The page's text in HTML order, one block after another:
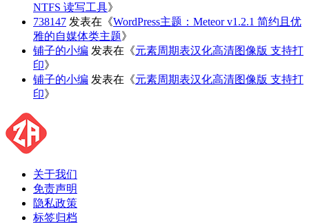
NTFS 读写工具》
738147 发表在《WordPress主题：Meteor v1.2.1 简约且优
雅的自媒体类主题》
铺子的小编 发表在《元素周期表汉化高清图像版 支持打
印》
铺子的小编 发表在《元素周期表汉化高清图像版 支持打
印》
关于我们
免责声明
隐私政策
标签归档